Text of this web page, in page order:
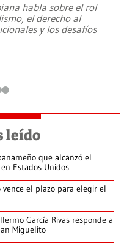
habla sobre el rol
el derecho al
y los desafíos
leído
que alcanzó el
Estados Unidos
el plazo para elegir el
García Rivas responde a
Miguelito